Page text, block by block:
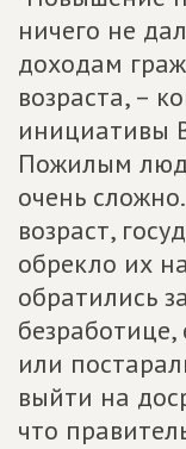
ничего не
доходам
возраста, –
инициативы
Пожилым
очень
возраст,
обрекло их
обратились
или
выйти на
что